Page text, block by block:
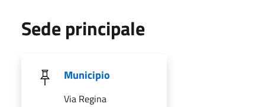
Sede principale
Municipio
Via Regina